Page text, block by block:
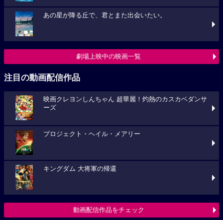
あの星が降る丘で、君とまた出会いたい。
劇場上映中の映画一覧
注目の動画配信作品
映画クレヨンしんちゃん 超華麗！灼熱のカスカベダンサ
ーズ
プロジェクト・ヘイル・メアリー
キングダム 大将軍の帰還
動画配信作品をチェック